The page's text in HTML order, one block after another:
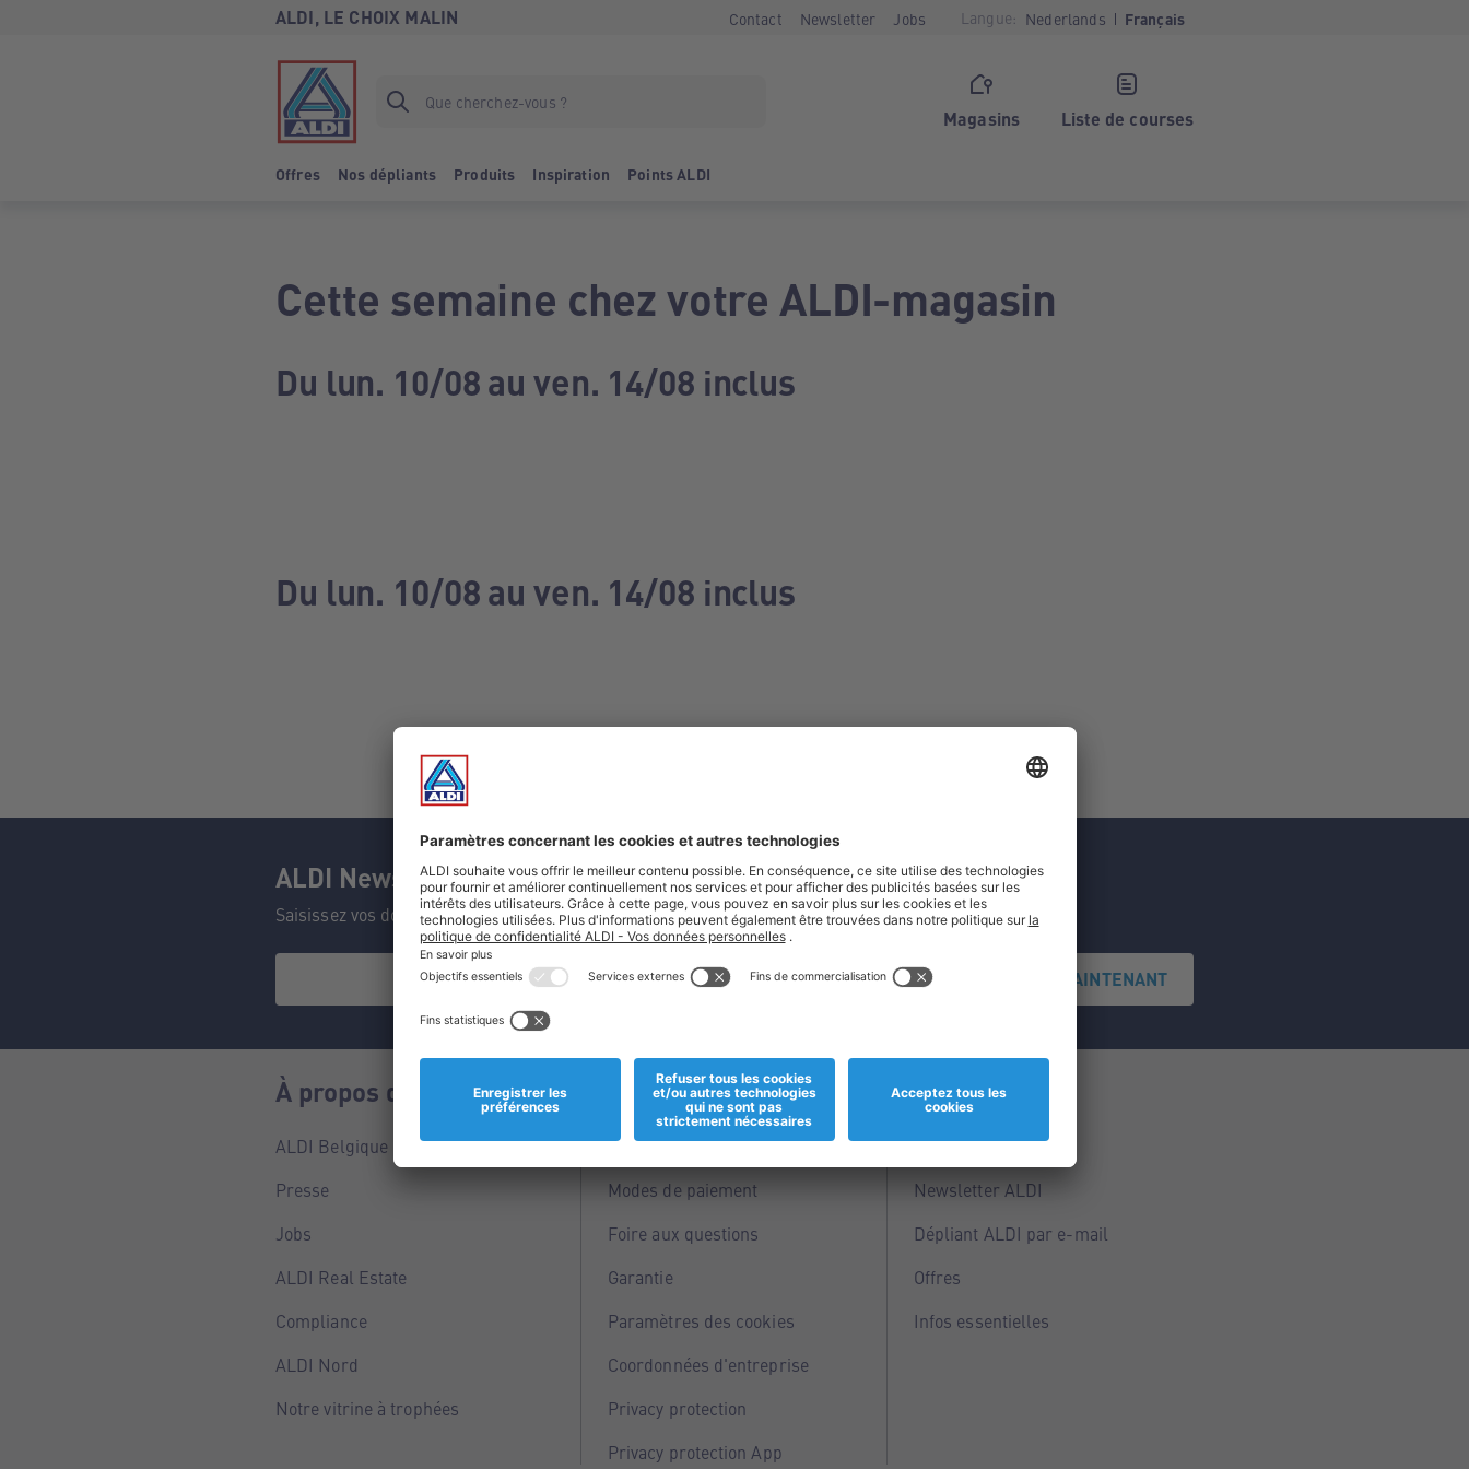
ALDI, LE CHOIX MALIN Contact Newsletter Jobs Langue: Nederlands Français
Magasins Liste de courses
Offres Nos dépliants Produits Inspiration Points ALDI
Cette semaine chez votre ALDI-magasin
Du lun. 10/08 au ven. 14/08 inclus
Du lun. 10/08 au ven. 14/08 inclus
ALDI Newsletter
Saisissez vos données et ne manquez aucune de nos offres.
S'INSCRIRE MAINTENANT
À propos de nous
ALDI Belgique
Presse
Jobs
ALDI Real Estate
Compliance
ALDI Nord
Notre vitrine à trophées
Informations
Magasins
Modes de paiement
Foire aux questions
Garantie
Paramètres des cookies
Coordonnées d'entreprise
Privacy protection
Privacy protection App
Service
Points ALDI
Newsletter ALDI
Dépliant ALDI par e-mail
Offres
Infos essentielles